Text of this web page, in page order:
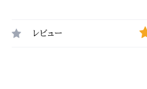
レビュー